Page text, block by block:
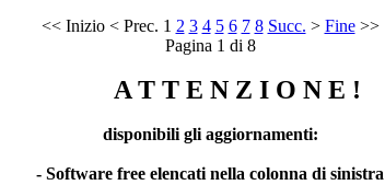
<< Inizio< Prec. 1 2 3 4 5 6 7 8 Succ. > Fine>>
Pagina 1 di 8
A T T E N Z I O N E !
disponibili gli aggiornamenti:
- Software free elencati nella colonna di sinistra